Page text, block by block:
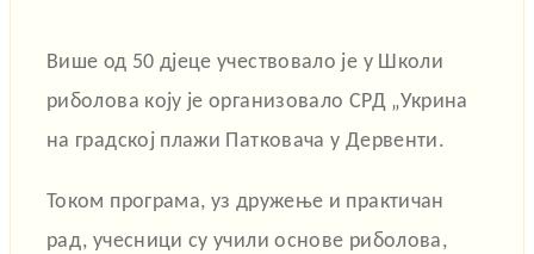
Више од 50 дјеце учествовало је у Школи
риболова коју је организовало СРД „Укрина
на градској плажи Патковача у Дервенти.
Током програма, уз дружење и практичан
рад, учесници су учили основе риболова,